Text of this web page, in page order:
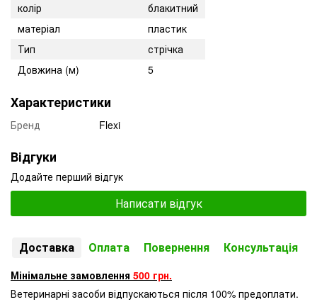
колір
блакитний
матеріал
пластик
Тип
стрічка
Довжина (м)
5
Характеристики
Бренд Flexi
Відгуки
Додайте перший відгук
Написати відгук
Доставка Оплата Повернення Консультація
Мінімальне замовлення 500 грн.
Ветеринарні засоби відпускаються після 100% предоплати.